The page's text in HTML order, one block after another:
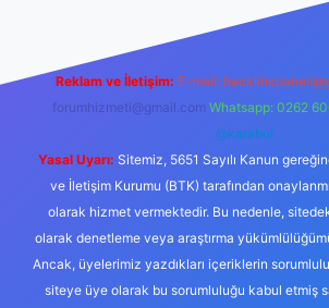
Reklam ve İletişim: E-mail:
forumhizmeti@gmail.com Whatsapp: 0262
@karabul
Yasal Uyarı: Sitemiz, 5651 Sayılı Kanun
ve İletişim Kurumu (BTK) tarafından
olarak hizmet vermektedir. Bu nedenle,
olarak denetleme veya araştırma
Ancak, üyelerimiz yazdıkları içeriklerin
siteye üye olarak bu sorumluluğu kabul etmiş